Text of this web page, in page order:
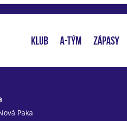
KLUB A-TÝM ZÁPASY
Paka